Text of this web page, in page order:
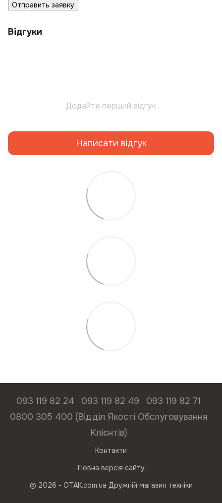
Отправить заявку
Відгуки
Додайте перший відгук
Написати відгук
093 119 82 24 093 119 82 49
093 119 82 71
0800 305 400 (Відділ Якості Обслуговування
Клієнтів)
Контакти
Повна версія сайту
© 2026 - ОТАК.com.ua Дружній магазин техніки